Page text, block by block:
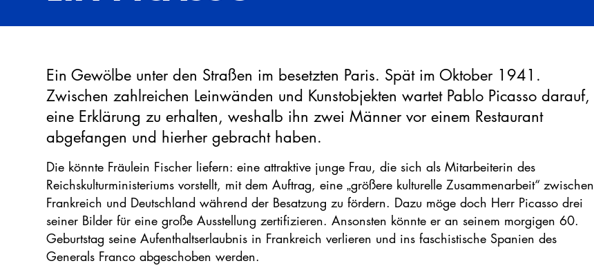
Ein Gewölbe unter den Straßen im besetzten Paris. Spät im Oktober 1941.
Zwischen zahlreichen Leinwänden und Kunstobjekten wartet Pablo Picasso darauf,
eine Erklärung zu erhalten, weshalb ihn zwei Männer vor einem Restaurant
abgefangen und hierher gebracht haben.
Die könnte Fräulein Fischer liefern: eine attraktive junge Frau, die sich als Mitarbeiterin des
Reichskulturministeriums vorstellt, mit dem Auftrag, eine „größere kulturelle Zusammenarbeit“ zwischen
Frankreich und Deutschland während der Besatzung zu fördern. Dazu möge doch Herr Picasso drei
seiner Bilder für eine große Ausstellung zertifizieren. Ansonsten könnte er an seinem morgigen 60.
Geburtstag seine Aufenthaltserlaubnis in Frankreich verlieren und ins faschistische Spanien des
Generals Franco abgeschoben werden.